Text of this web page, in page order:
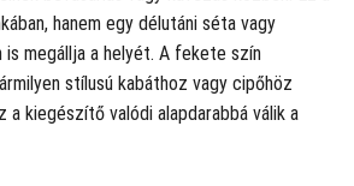
hanem egy délutáni séta vagy
is megállja a helyét. A fekete szín
stílusú kabáthoz vagy cipőhöz
a kiegészítő valódi alapdarabbá válik a